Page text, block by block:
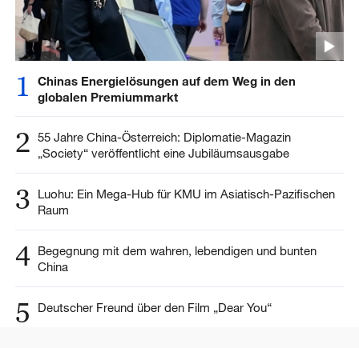
1
Chinas Energielösungen auf dem Weg in den
globalen Premiummarkt
2 55 Jahre China-Österreich: Diplomatie-Magazin
„Society“ veröffentlicht eine Jubiläumsausgabe
3
Luohu: Ein Mega-Hub für KMU im Asiatisch-Pazifischen
Raum
4 Begegnung mit dem wahren, lebendigen und bunten
China
5 Deutscher Freund über den Film „Dear You“